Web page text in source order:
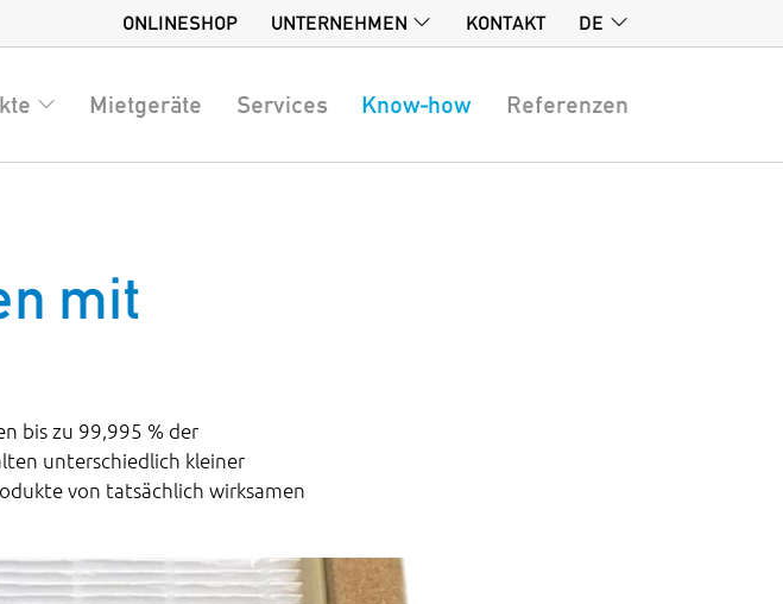
ONLINESHOP UNTERNEHMEN KONTAKT DE
Mietgeräte Services Know-how Referenzen
mit
bis zu 99,995 % der
unterschiedlich kleiner
von tatsächlich wirksamen